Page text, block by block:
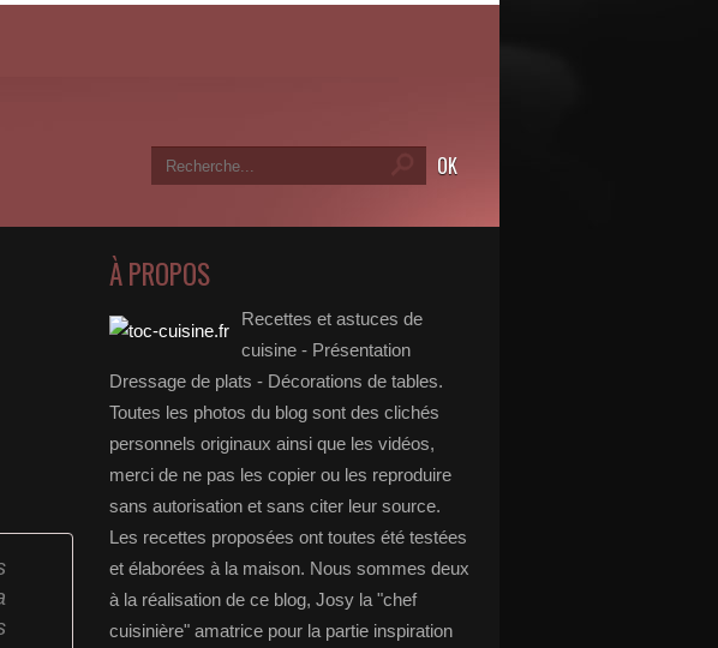
À PROPOS
Recettes et astuces de
cuisine - Présentation
Dressage de plats - Décorations de tables.
Toutes les photos du blog sont des clichés
personnels originaux ainsi que les vidéos,
merci de ne pas les copier ou les reproduire
sans autorisation et sans citer leur source.
Les recettes proposées ont toutes été testées
et élaborées à la maison. Nous sommes deux
à la réalisation de ce blog, Josy la "chef
cuisinière" amatrice pour la partie inspiration